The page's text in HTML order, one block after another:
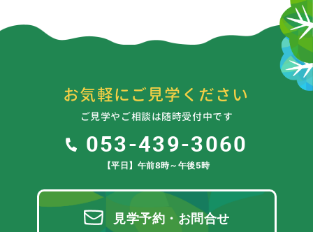
お気軽にご見学ください
ご見学やご相談は随時受付中です
053-439-3060
【平日】午前8時～午後5時
見学予約・お問合せ